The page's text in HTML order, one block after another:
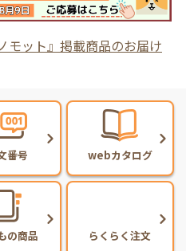
モット』掲載商品のお届け
番号 webカタログ
の商品 らくらく注文